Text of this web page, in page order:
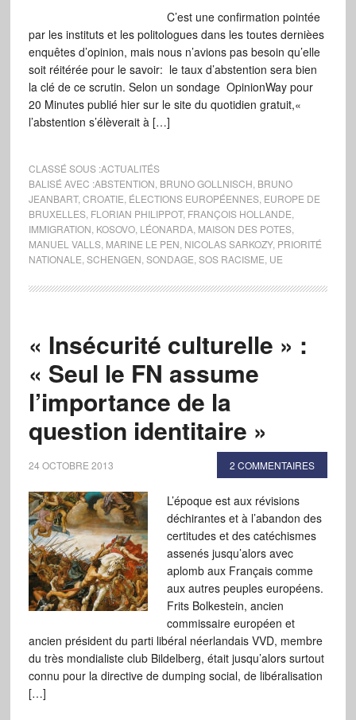
C’est une confirmation pointée
par les instituts et les politologues dans les toutes dernièes
enquêtes d’opinion, mais nous n’avions pas besoin qu’elle
soit réitérée pour le savoir: le taux d’abstention sera bien
la clé de ce scrutin. Selon un sondage OpinionWay pour
20 Minutes publié hier sur le site du quotidien gratuit,«
l’abstention s’élèverait à […]
CLASSÉ SOUS :ACTUALITÉS
BALISÉ AVEC :ABSTENTION BRUNO GOLLNISCH BRUNO
JEANBART, CROATIE ÉLECTIONS EUROPÉENNES, EUROPE DE
BRUXELLES, FLORIAN PHILIPPOT, FRANÇOIS HOLLANDE
IMMIGRATION KOSOVO, LÉONARDA, MAISON DES POTES,
MANUEL VALLS, MARINE LE PEN NICOLAS SARKOZY, PRIORITÉ
NATIONALE SCHENGEN SONDAGE SOS RACISME UE
« Insécurité culturelle » :
« Seul le FN assume
l’importance de la
question identitaire »
24 OCTOBRE 2013 2 COMMENTAIRES
L’époque est aux révisions
déchirantes et à l’abandon des
certitudes et des catéchismes
assenés jusqu’alors avec
aplomb aux Français comme
aux autres peuples européens.
Frits Bolkestein, ancien
commissaire européen et
ancien président du parti libéral néerlandais VVD, membre
du très mondialiste club Bildelberg, était jusqu’alors surtout
connu pour la directive de dumping social, de libéralisation
[…]